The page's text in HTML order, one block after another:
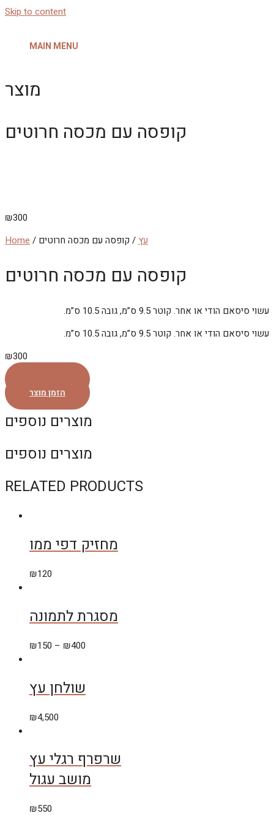
Skip to content
MAIN MENU
מוצר
קופסה עם מכסה חרוטים
₪300
Home / עץ / קופסה עם מכסה חרוטים
קופסה עם מכסה חרוטים
עשוי סיסאם הודי או אחר. קוטר 9.5 ס”מ, גובה 10.5 ס”מ.
עשוי סיסאם הודי או אחר. קוטר 9.5 ס”מ, גובה 10.5 ס”מ.
₪300
הזמן מוצר
מוצרים נוספים
מוצרים נוספים
RELATED PRODUCTS
מחזיק דפי ממו
₪120
מסגרת לתמונה
₪150 – ₪400
שולחן עץ
₪4,500
שרפרף רגלי עץ
מושב עגול
₪550